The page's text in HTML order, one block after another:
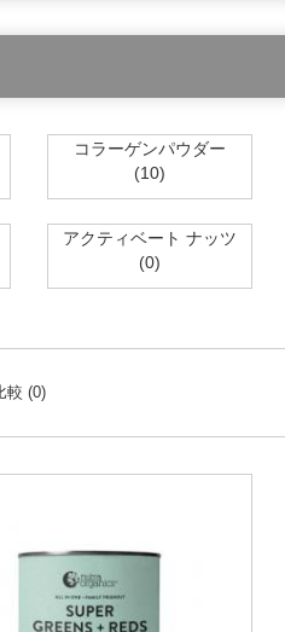
コラーゲンパウダー
(10)
アクティベート ナッツ
(0)
較 (0)